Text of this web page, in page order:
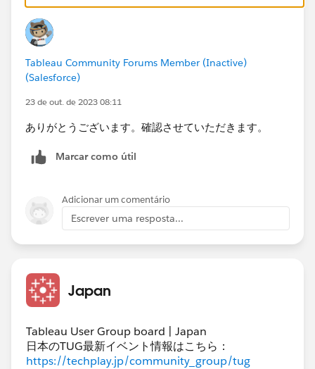
できませんが、仮想接続の作成を選択するとサーバ情報
設定が必要かもしれません）。
Tableau Community Forums Member (Inactive)
(Salesforce)
23 de out. de 2023 08:11
ありがとうございます。確認させていただきます。
Marcar como útil
Adicionar um comentário
Escrever uma resposta...
Japan
Tableau User Group board | Japan
日本のTUG最新イベント情報はこちら：
https://techplay.jp/community_group/tug